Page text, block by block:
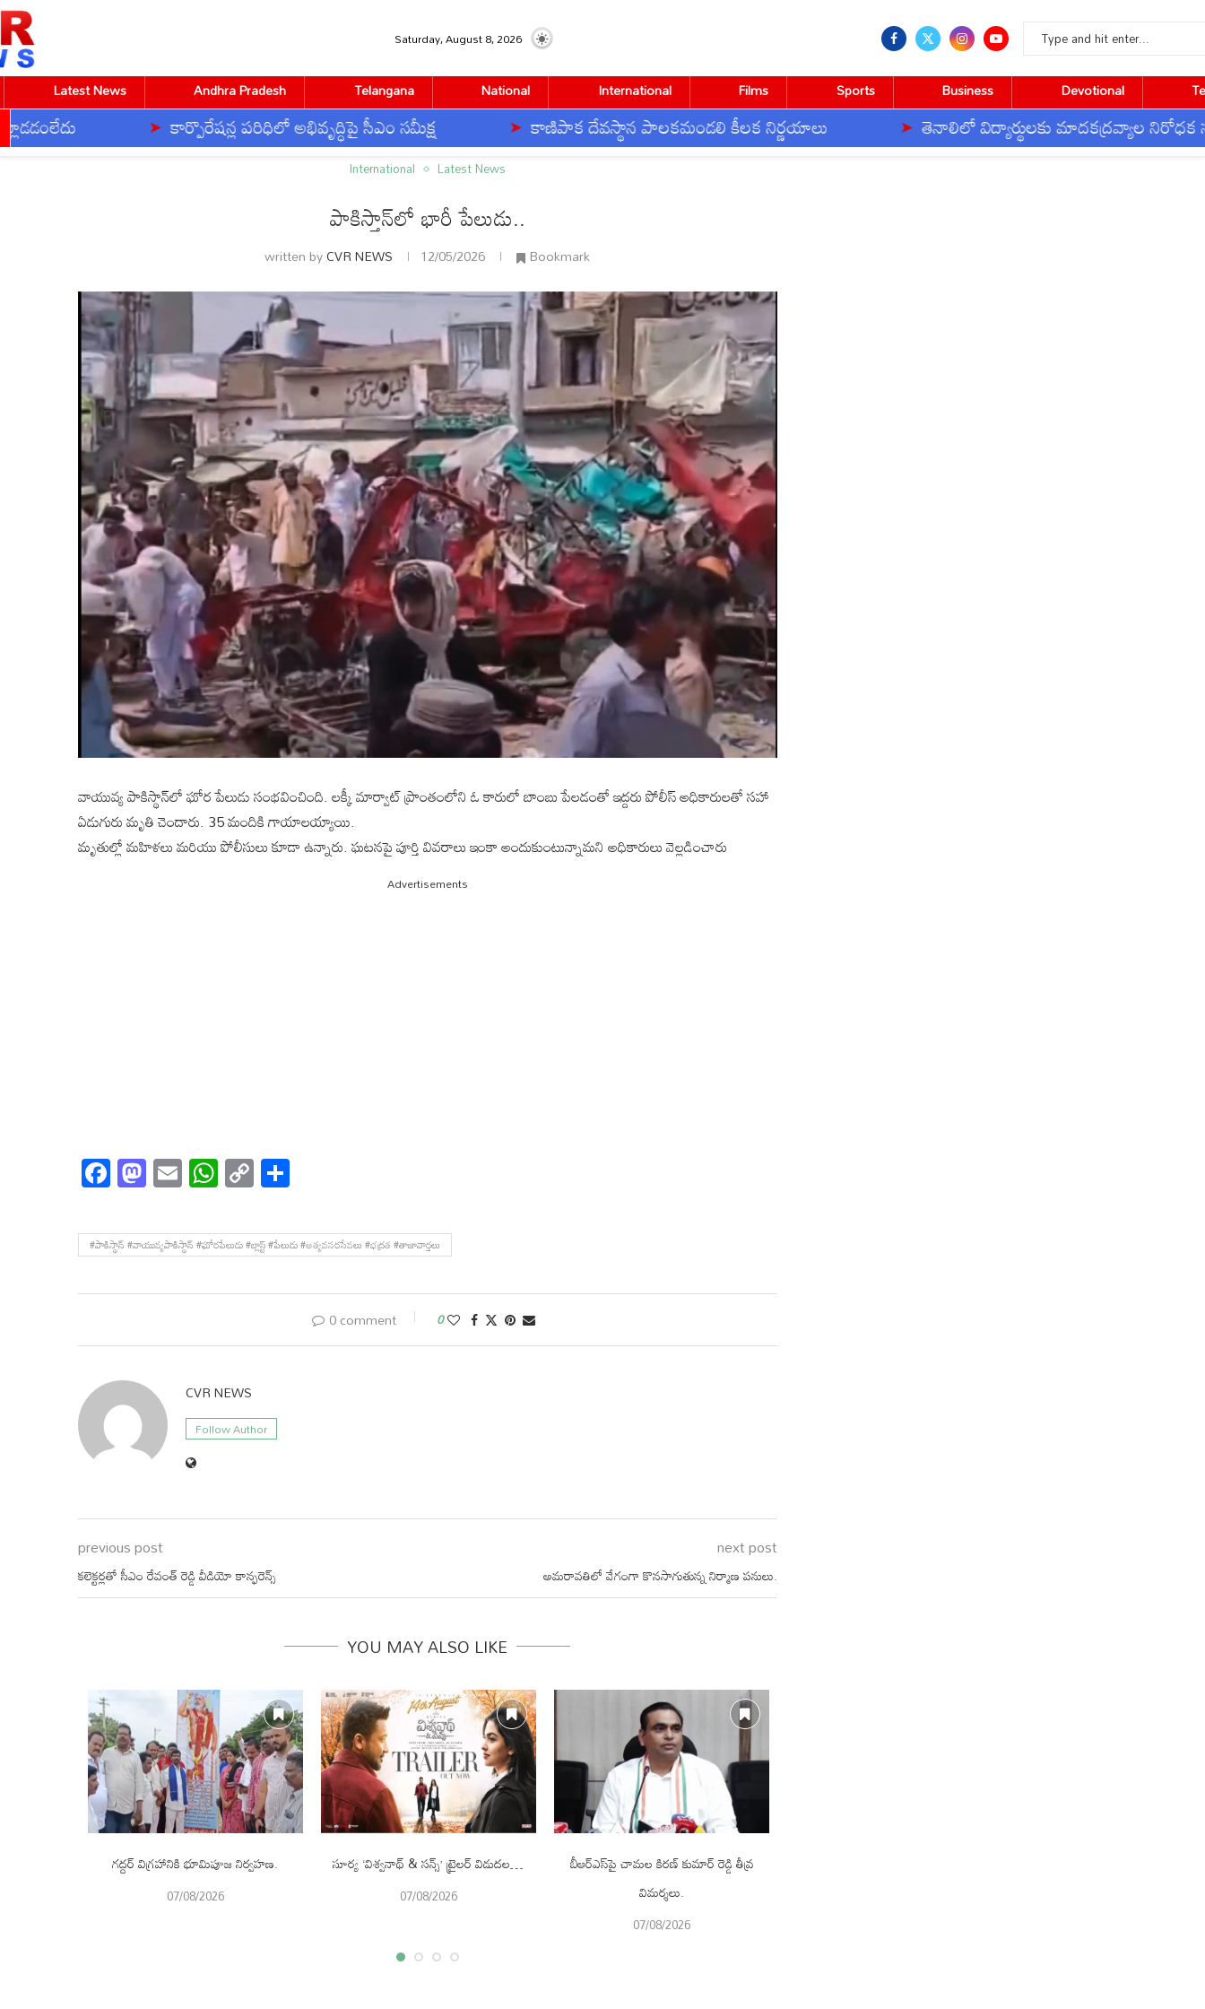
Saturday, August 8, 2026
Latest News Andhra Pradesh Telangana National International Films Sports Business Devotional
కార్పొరేషన్ల పరిధిలో అభివృద్ధిపై సీఎం సమీక్ష కాణిపాక దేవస్థాన పాలకమండలి కీలక నిర్ణయాలు తెనాలిలో విద్యార్థులకు మాదకద్రవ్యాల నిరోధక సంకల్పం
TECHNOLOGY
International
పాకిస్తాన్‌లో భారీ పేలుడు..
International
Latest News
పాకిస్తాన్‌లో భారీ పేలుడు..
written byCVR NEWS 12/05/2026 Bookmark
వాయువ్య పాకిస్థాన్‌లో ఘోర పేలుడు సంభవించింది. లక్కీ మార్వాట్‌ ప్రాంతంలోని ఓ కారులో బాంబు పేలడంతో ఇద్దరు పోలీస్ అధికారులతో సహా
ఏడుగురు మృతి చెందారు. 35 మందికి గాయాలయ్యాయి.
మృతుల్లో మహిళలు మరియు పోలీసులు కూడా ఉన్నారు. ఘటనపై పూర్తి వివరాలు ఇంకా అందుకుంటున్నామని అధికారులు వెల్లడించారు
Advertisements
Facebook
Mastodon
EmailWhatsApp
Copy
Link
#పాకిస్థాన్ #వాయువ్యపాకిస్థాన్ #ఘోరపేలుడు #బ్లాస్ట్ #పేలుడు #అత్యవసరసేవలు #భద్రత #తాజావార్తలు
0 comment 0
CVR NEWS
Follow Author
previous post
కలెక్టర్లతో సీఎం రేవంత్ రెడ్డి వీడియో కాన్ఫరెన్స్
next post
అమరావతిలో వేగంగా కొనసాగుతున్న నిర్మాణ పనులు.
YOU MAY ALSO LIKE
గద్దర్ విగ్రహానికి భూమిపూజ నిర్వహణ.
07/08/2026
సూర్య ‘విశ్వనాథ్ & సన్స్’ ట్రైలర్ విడుదల…
07/08/2026
బీఆర్ఎస్‌పై చామల కిరణ్ కుమార్ రెడ్డి తీవ్ర
విమర్శలు.
07/08/2026